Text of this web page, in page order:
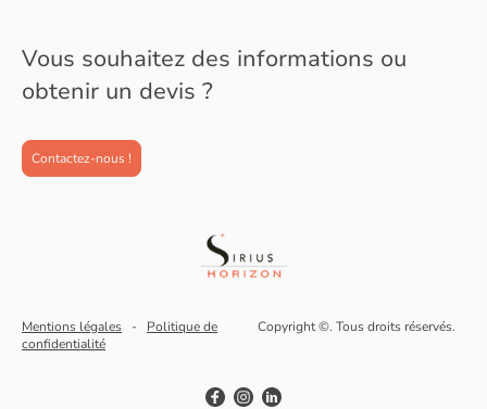
Vous souhaitez des informations ou
obtenir un devis ?
Contactez-nous !
Mentions légales - Politique de
confidentialité
Copyright ©. Tous droits réservés.